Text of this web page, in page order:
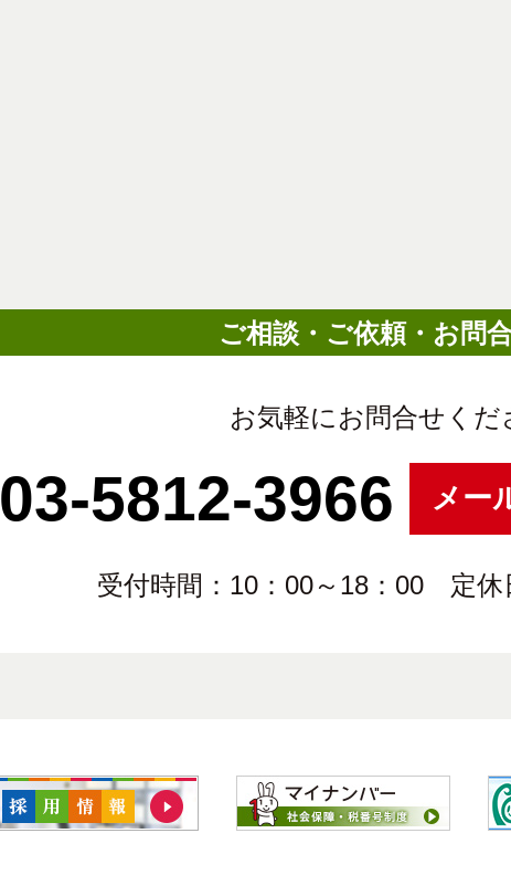
ご相談・ご依頼・お問
お気軽にお問合せくだ
03-5812-3966 メー
受付時間：10：00～18：00 定休